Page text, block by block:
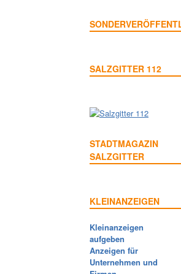
SALZGITTER 112
STADTMAGAZIN
SALZGITTER
KLEINANZEIGEN
Kleinanzeigen
aufgeben
Anzeigen für
Unternehmen und